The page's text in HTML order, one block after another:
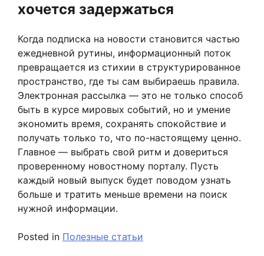
хочется задержаться
Когда подписка на новости становится частью
ежедневной рутины, информационный поток
превращается из стихии в структурированное
пространство, где ты сам выбираешь правила.
Электронная рассылка — это не только способ
быть в курсе мировых событий, но и умение
экономить время, сохранять спокойствие и
получать только то, что по-настоящему ценно.
Главное — выбрать свой ритм и довериться
проверенному новостному порталу. Пусть
каждый новый выпуск будет поводом узнать
больше и тратить меньше времени на поиск
нужной информации.
Posted in Полезные статьи